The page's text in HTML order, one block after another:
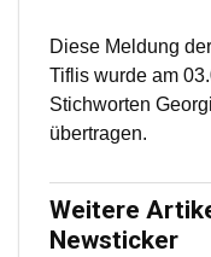
Diese Meldung
Tiflis wurde am
Stichworten
übertragen.
Weitere
Newsticker